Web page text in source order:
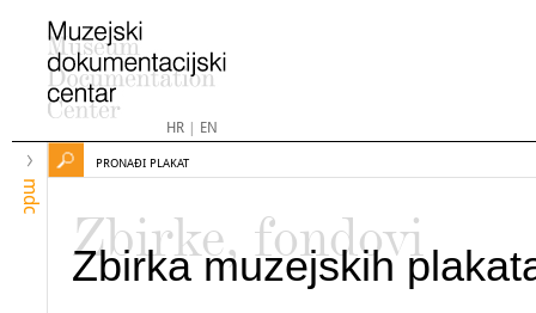
HR| EN
mdc
PRONAĐI PLAKAT
Zbirke, fondovi
Zbirka muzejskih